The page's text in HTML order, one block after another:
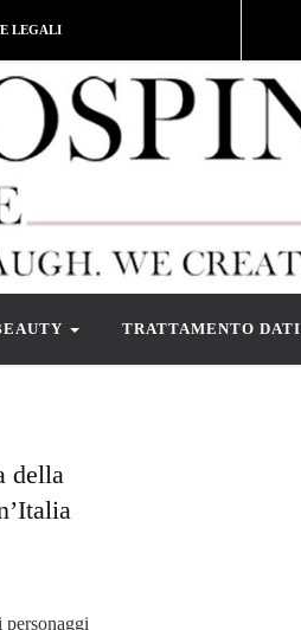
LEGALI
TRATTAMENTO DATI
della
personaggi